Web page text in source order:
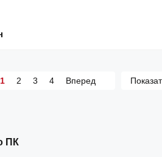
ПК
1 2 3 4 Вперед